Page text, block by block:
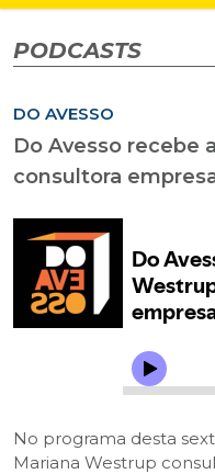
PODCASTS
DO AVESSO
Do Avesso recebe
consultora
No programa desta
Mariana Westrup